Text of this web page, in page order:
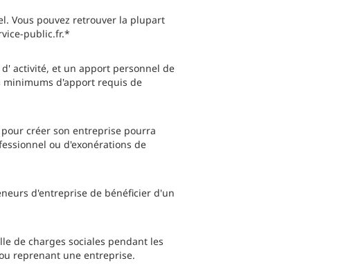
Vous pouvez retrouver la plupart
public.fr.*
activité, et un apport personnel de
minimums d'apport requis de
créer son entreprise pourra
ou d'exonérations de
d'entreprise de bénéficier d'un
de charges sociales pendant les
reprenant une entreprise.